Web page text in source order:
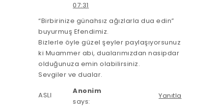
07:31
“Birbirinize günahsız ağızlarla dua edin”
buyurmuş Efendimiz.
Bizlerle öyle güzel şeyler paylaşıyorsunuz
ki Muammer abi, dualarımızdan nasipdar
olduğunuza emin olabilirsiniz.
Sevgiler ve dualar.
ASLI Yanıtla
Anonim
says: